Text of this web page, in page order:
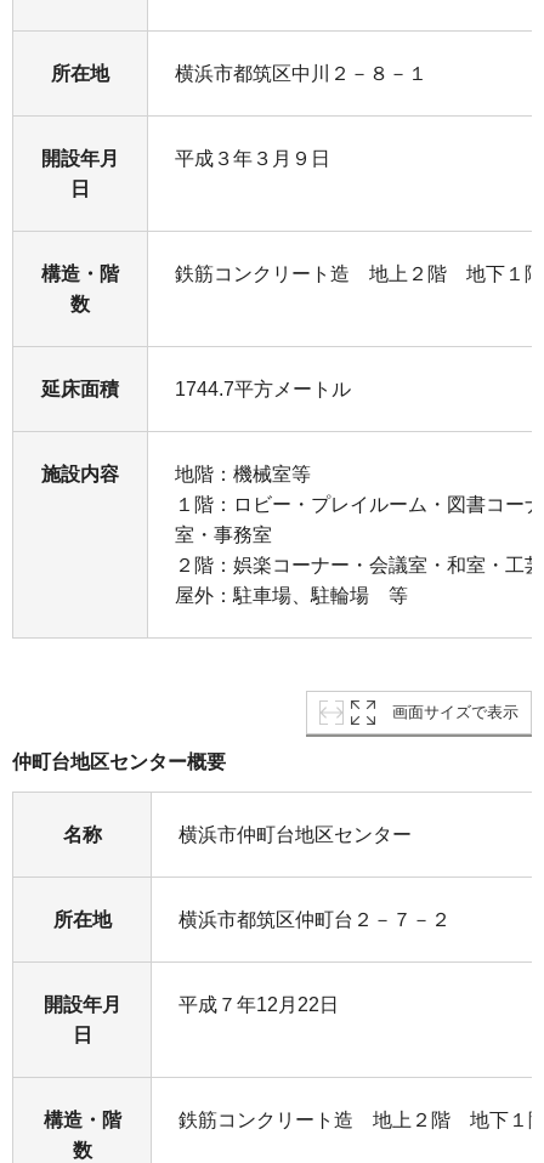
所在地 横浜市都筑区中川２－８－１
開設年月
日
平成３年３月９日
構造・階
数
鉄筋コンクリート造 地上２階 地下１階
延床面積 1744.7平方メートル
施設内容
地階：機械室等
１階：ロビー・プレイルーム・図書コー
室・事務室
２階：娯楽コーナー・会議室・和室・工
屋外：駐車場、駐輪場 等
画面サイズで表示
仲町台地区センター概要
名称 横浜市仲町台地区センター
所在地 横浜市都筑区仲町台２－７－２
開設年月
日
平成７年12月22日
構造・階
数
鉄筋コンクリート造 地上２階 地下１